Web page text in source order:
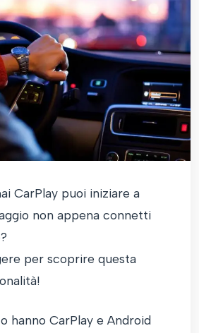
CarPlay puoi iniziare a
non appena connetti
per scoprire questa
hanno CarPlay e Android